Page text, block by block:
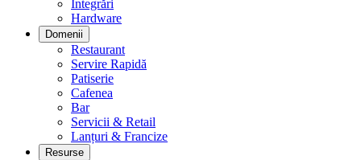
Integrări
Hardware
Domenii
Restaurant
Servire Rapidă
Patiserie
Cafenea
Bar
Servicii & Retail
Lanțuri & Francize
Resurse